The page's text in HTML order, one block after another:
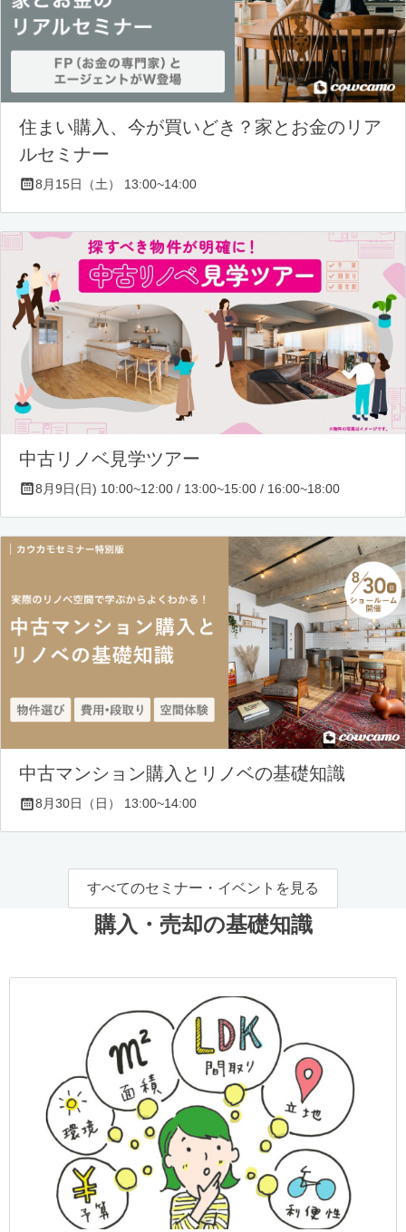
住まい購入、今が買いどき？家とお金のリア
ルセミナー
8月15日（土） 13:00~14:00
中古リノベ見学ツアー
8月9日(日) 10:00~12:00 / 13:00~15:00 / 16:00~18:00
中古マンション購入とリノベの基礎知識
8月30日（日） 13:00~14:00
すべてのセミナー・イベントを見る
購入・売却の基礎知識